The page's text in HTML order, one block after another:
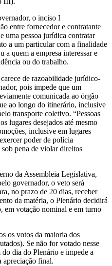
o inciso I
entre fornecedor e contratante
uma pessoa jurídica contratar
a um particular com a finalidade
a quem a empresa interessar e
ou do trabalho.
de razoabilidade jurídico-
pois impede que um
comunicada ao órgão
ao longo do itinerário, inclusive
transporte coletivo. “Pessoas
lugares desejados até mesmo
inclusive em lugares
poder de polícia
pena de violar direitos
da Assembleia Legislativa,
governador, o veto será
no prazo de 20 dias, receber
da matéria, o Plenário decidirá
em votação nominal e em turno
os votos da maioria dos
Se não for votado nesse
dia do Plenário e impede a
apreciação final.